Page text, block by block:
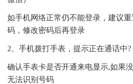
如手机网络正常仍不能登录，建议
码，修改密码后再登录
2、手机拨打手表，提示正在通话中?
确认手表卡是否开通来电显示,如果
无法识别号码